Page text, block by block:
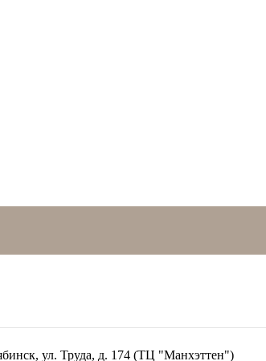
ул. Труда, д. 174 (ТЦ "Манхэттен")